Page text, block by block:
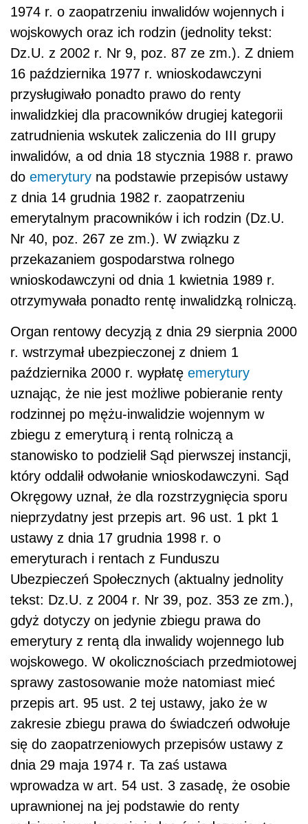
1974 r. o zaopatrzeniu inwalidów wojennych i
wojskowych oraz ich rodzin (jednolity tekst:
Dz.U. z 2002 r. Nr 9, poz. 87 ze zm.). Z dniem
16 października 1977 r. wnioskodawczyni
przysługiwało ponadto prawo do renty
inwalidzkiej dla pracowników drugiej kategorii
zatrudnienia wskutek zaliczenia do III grupy
inwalidów, a od dnia 18 stycznia 1988 r. prawo
do emerytury na podstawie przepisów ustawy
z dnia 14 grudnia 1982 r. zaopatrzeniu
emerytalnym pracowników i ich rodzin (Dz.U.
Nr 40, poz. 267 ze zm.). W związku z
przekazaniem gospodarstwa rolnego
wnioskodawczyni od dnia 1 kwietnia 1989 r.
otrzymywała ponadto rentę inwalidzką rolniczą.
Organ rentowy decyzją z dnia 29 sierpnia 2000
r. wstrzymał ubezpieczonej z dniem 1
października 2000 r. wypłatę emerytury
uznając, że nie jest możliwe pobieranie renty
rodzinnej po mężu-inwalidzie wojennym w
zbiegu z emeryturą i rentą rolniczą a
stanowisko to podzielił Sąd pierwszej instancji,
który oddalił odwołanie wnioskodawczyni. Sąd
Okręgowy uznał, że dla rozstrzygnięcia sporu
nieprzydatny jest przepis art. 96 ust. 1 pkt 1
ustawy z dnia 17 grudnia 1998 r. o
emeryturach i rentach z Funduszu
Ubezpieczeń Społecznych (aktualny jednolity
tekst: Dz.U. z 2004 r. Nr 39, poz. 353 ze zm.),
gdyż dotyczy on jedynie zbiegu prawa do
emerytury z rentą dla inwalidy wojennego lub
wojskowego. W okolicznościach przedmiotowej
sprawy zastosowanie może natomiast mieć
przepis art. 95 ust. 2 tej ustawy, jako że w
zakresie zbiegu prawa do świadczeń odwołuje
się do zaopatrzeniowych przepisów ustawy z
dnia 29 maja 1974 r. Ta zaś ustawa
wprowadza w art. 54 ust. 3 zasadę, że osobie
uprawnionej na jej podstawie do renty